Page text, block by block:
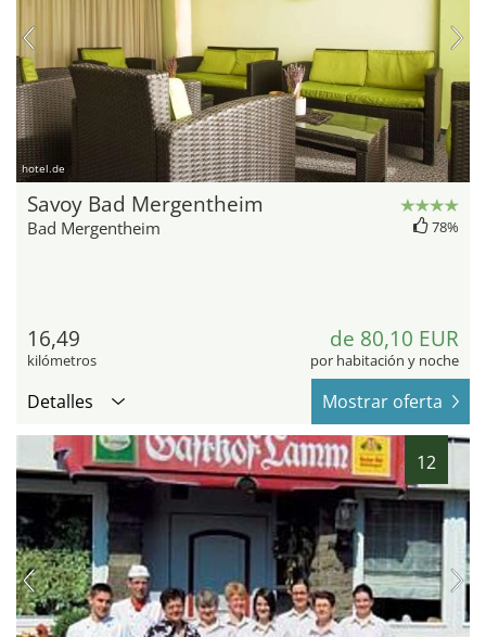
hotel.de
Savoy Bad Mergentheim
Bad Mergentheim 78%
16,49
kilómetros
de 80,10 EUR
por habitación y noche
Detalles Mostrar oferta
12